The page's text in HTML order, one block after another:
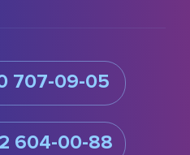
707-09-05
604-00-88